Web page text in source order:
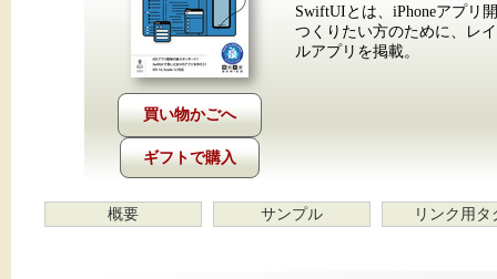
ギフトで購入
SwiftUIとは、iPhoneアプリ
つくりたい方のために、レ
ルアプリを掲載。
概要 サンプル リンク用タ